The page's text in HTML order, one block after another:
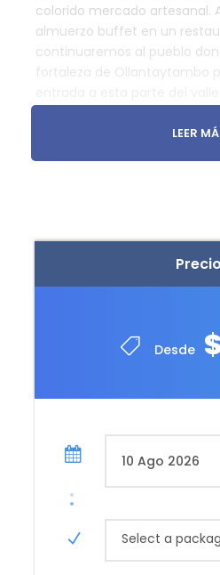
Precio
Desde
Select a
colorido mercado artesanal.
almuerzo buffet en un
continuaremos al pueblo
fortaleza de Ollantaytambo
de caminar por las calles de
Yupanqui. Admire su bien
la plaza principal y visite el
recorrido retornará a Cusco
día lleno de aventuras y
Transporte Turístico.
Guía profesional
LEER